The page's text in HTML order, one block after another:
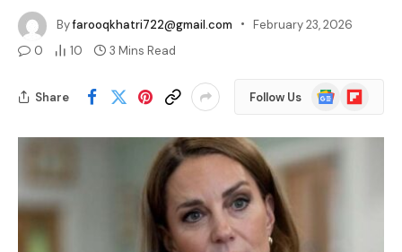
Byfarooqkhatri722@gmail.com
February 23, 2026
0
10 3 Mins Read
Share Follow Us
Google
News
Flipboard